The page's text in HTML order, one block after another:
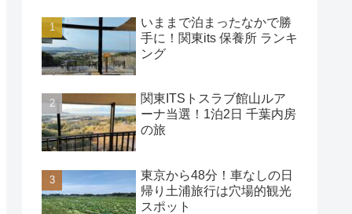
いままで泊まったなかで勝
手に！関東its 保養所 ランキ
ング
関東ITSトスラブ館山ルア
ーナ当選！1泊2日 千葉内房
の旅
東京から48分！車なしの日
帰り土浦旅行は穴場的観光
スポット